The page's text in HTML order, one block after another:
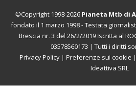
©Copyright 1998-2026 Pianeta Mtb di
fondato il 1 marzo 1998 - Testata
Brescia nr. 3 del 26/2/2019 Iscritta al
03578560173 | Tutti i diritti
Privacy Policy| Preferenze sui cookie
Ideattiva SRL